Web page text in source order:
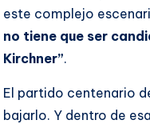
este complejo
no tiene que ser
Kirchner”.
El partido centenario
bajarlo. Y dentro de